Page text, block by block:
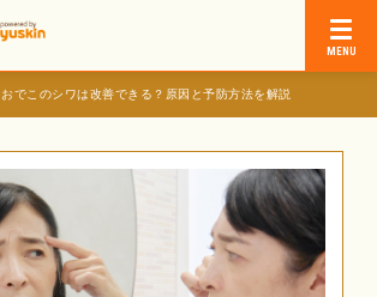
おでこのシワは改善できる？原因と予防方法を解説